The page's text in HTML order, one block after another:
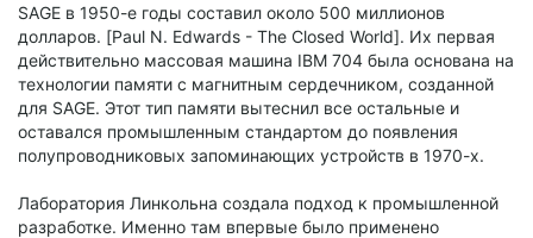
SAGE в 1950-е годы составил около 500 миллионов
долларов. [Paul N. Edwards - The Closed World]. Их первая
действительно массовая машина IBM 704 была основана на
технологии памяти с магнитным сердечником, созданной
для SAGE. Этот тип памяти вытеснил все остальные и
оставался промышленным стандартом до появления
полупроводниковых запоминающих устройств в 1970-х.
Лаборатория Линкольна создала подход к промышленной
разработке. Именно там впервые было применено